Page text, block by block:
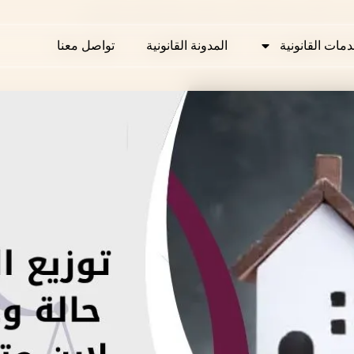
القانونية المدونة القانونية تواصل معنا القانونية المدونة القانونية تواصل معنا